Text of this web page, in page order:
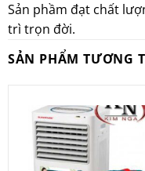
Sản phầm đạt chất
trì trọn đời.
SẢN PHẨM TƯƠNG